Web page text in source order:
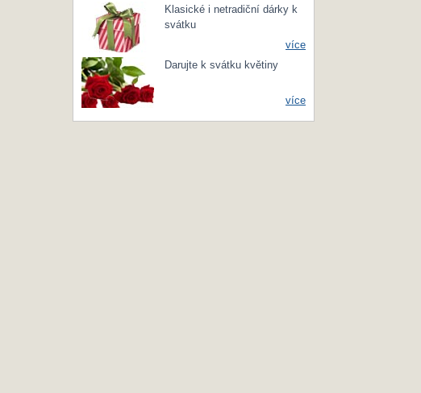
Klasické i netradiční dárky k
svátku
více
Darujte k svátku květiny
více